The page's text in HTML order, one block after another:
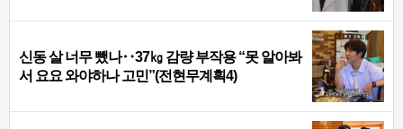
신동 살 너무 뺐나‥37㎏ 감량 부작용 “못 알아봐
서 요요 와야하나 고민”(전현무계획4)